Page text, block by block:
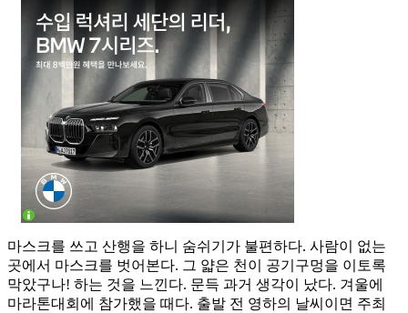
마스크를 쓰고 산행을 하니 숨쉬기가 불편하다. 사람이 없는
곳에서 마스크를 벗어본다. 그 얇은 천이 공기구멍을 이토록
막았구나! 하는 것을 느낀다. 문득 과거 생각이 났다. 겨울에
마라톤대회에 참가했을 때다. 출발 전 영하의 날씨이면 주최